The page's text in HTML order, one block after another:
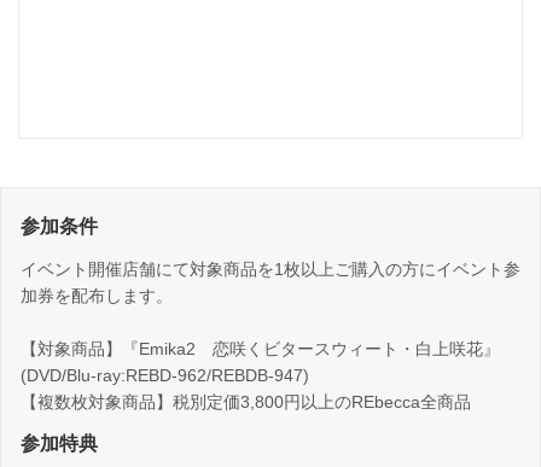
参加条件
イベント開催店舗にて対象商品を1枚以上ご購入の方にイベント参
加券を配布します。
【対象商品】『Emika2 恋咲くビタースウィート・白上咲花』
(DVD/Blu-ray:REBD-962/REBDB-947)
【複数枚対象商品】税別定価3,800円以上のREbecca全商品
参加特典